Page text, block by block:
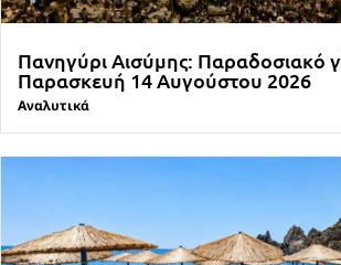
Πανηγύρι Αισύμης: Παραδοσιακό
Παρασκευή 14 Αυγούστου 2026
Αναλυτικά